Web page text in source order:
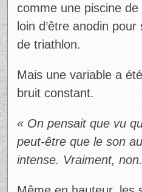
comme une piscine de
loin d’être anodin